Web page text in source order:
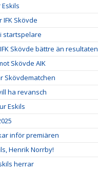
Skövde
startspelare
Skövde bättre än resultaten
Skövde AIK
Skövdematchen
ha revansch
Eskils
inför premiären
Henrik Norrby!
herrar